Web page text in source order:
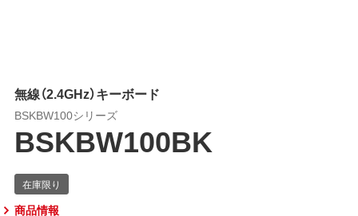
無線（2.4GHz）キーボード
BSKBW100シリーズ
BSKBW100BK
商品情報